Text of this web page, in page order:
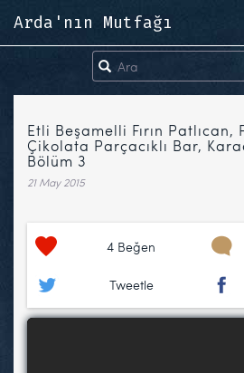
Arda'nın Mutfağı
Etli Beşamelli Fırın Patlıcan,
Çikolata Parçacıklı Bar,
Bölüm 3
21 May 2015
4 Beğen
Tweetle